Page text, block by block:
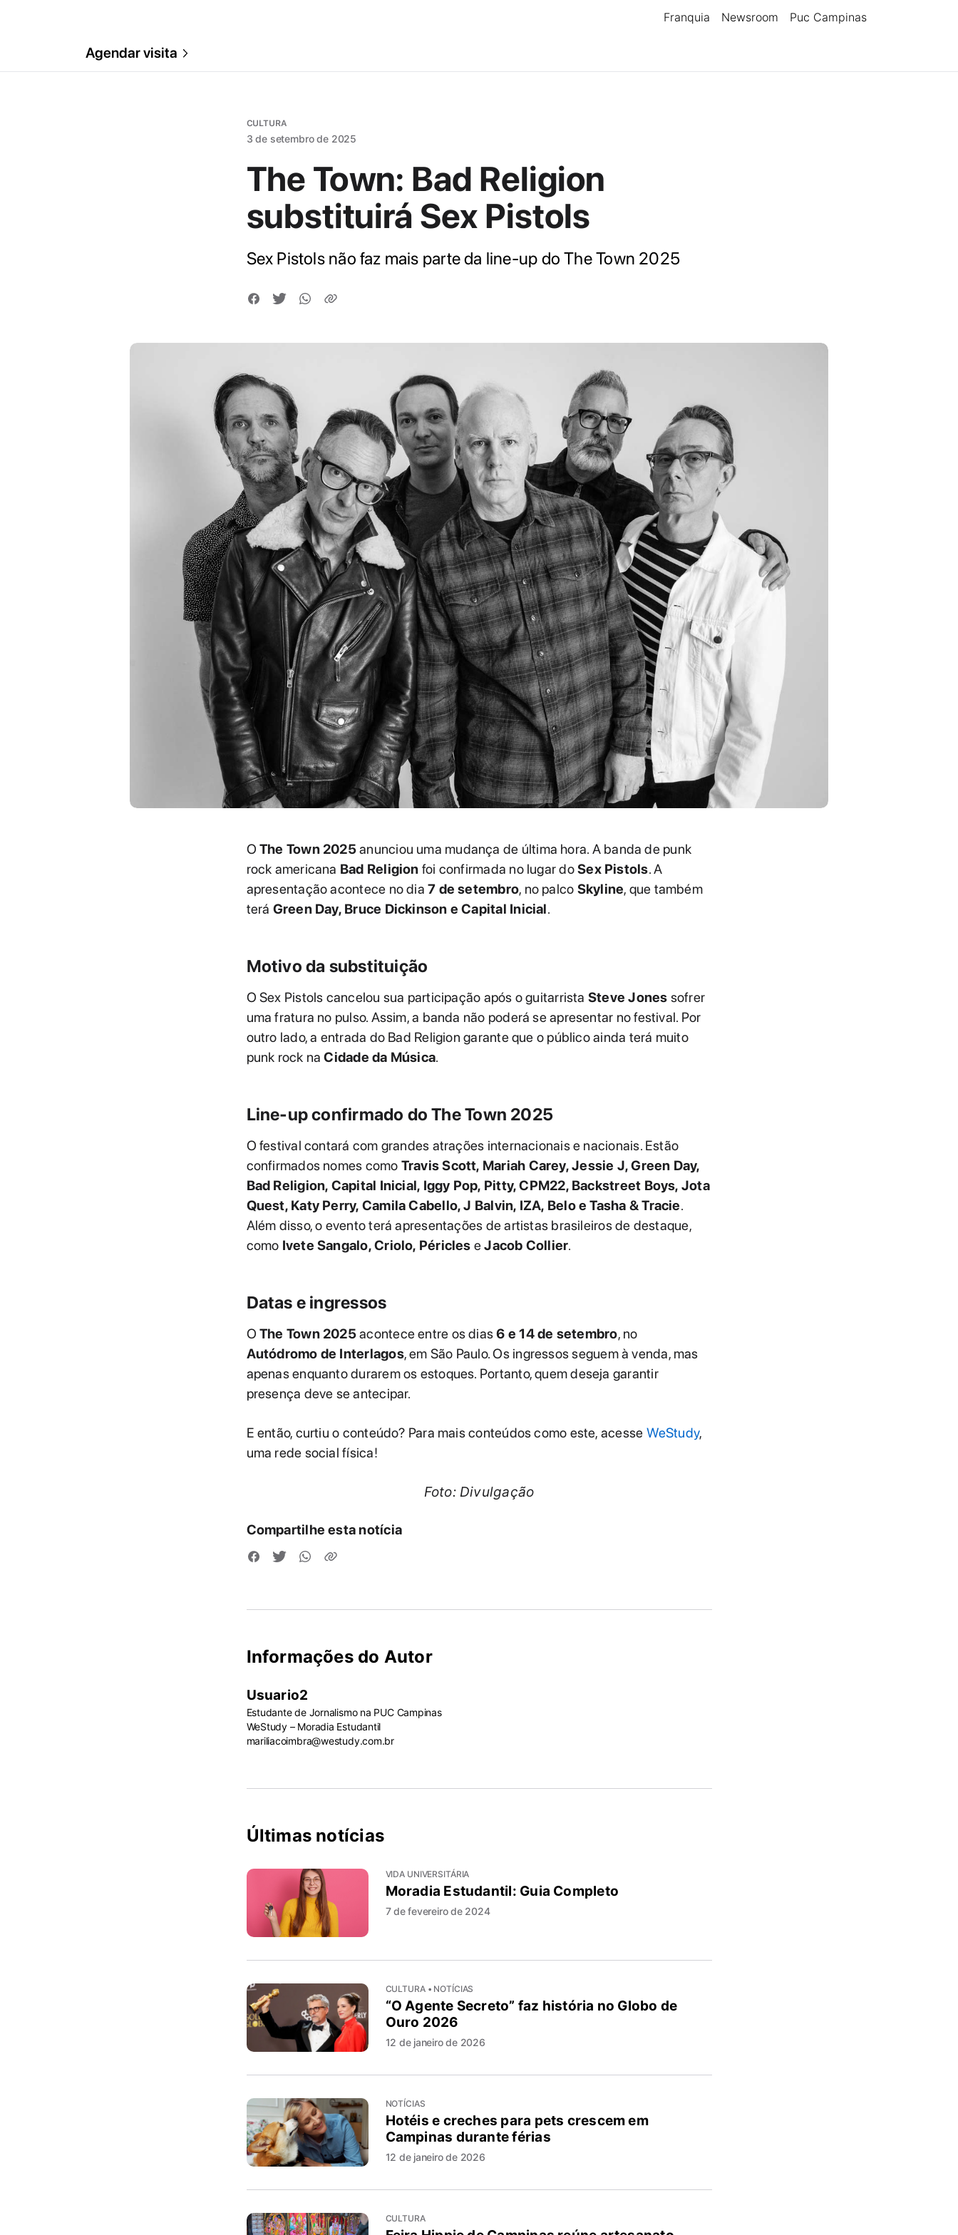
Franquia Newsroom Puc Campinas
Agendar visita
CULTURA
3 de setembro de 2025
The Town: Bad Religion
substituirá Sex Pistols
Sex Pistols não faz mais parte da line-up do The Town 2025
O The Town 2025anunciou uma mudança de última hora. A banda de punk
rock americana Bad Religion foi confirmada no lugar doSex Pistols. A
apresentação acontece no dia7 de setembro, no palco Skyline, que também
terá Green Day, Bruce Dickinson e Capital Inicial.
Motivo da substituição
O Sex Pistols cancelou sua participação após o guitarrista Steve Jones sofrer
uma fratura no pulso. Assim, a banda não poderá se apresentar no festival. Por
outro lado, a entrada do Bad Religion garante que o público ainda terá muito
punk rock naCidade da Música.
Line-up confirmado do The Town 2025
O festival contará com grandes atrações internacionais e nacionais. Estão
confirmados nomes como Travis Scott, Mariah Carey, Jessie J, Green Day,
Bad Religion, Capital Inicial, Iggy Pop, Pitty, CPM22, Backstreet Boys, Jota
Quest, Katy Perry, Camila Cabello, J Balvin, IZA, Belo e Tasha & Tracie.
Além disso, o evento terá apresentações de artistas brasileiros de destaque,
como Ivete Sangalo, Criolo, Péricles eJacob Collier.
Datas e ingressos
O The Town 2025acontece entre os dias6 e 14 de setembro, no
Autódromo de Interlagos, em São Paulo. Os ingressos seguem à venda, mas
apenas enquanto durarem os estoques. Portanto, quem deseja garantir
presença deve se antecipar.
E então, curtiu o conteúdo? Para mais conteúdos como este, acesse WeStudy,
uma rede social física!
Foto: Divulgação
Compartilhe esta notícia
Informações do Autor
Usuario2
Estudante de Jornalismo na PUC Campinas
WeStudy – Moradia Estudantil
mariliacoimbra@westudy.com.br
Últimas notícias
VIDA UNIVERSITÁRIA
Moradia Estudantil: Guia Completo
7 de fevereiro de 2024
CULTURA • NOTÍCIAS
“O Agente Secreto” faz história no Globo de
Ouro 2026
12 de janeiro de 2026
NOTÍCIAS
Hotéis e creches para pets crescem em
Campinas durante férias
12 de janeiro de 2026
CULTURA